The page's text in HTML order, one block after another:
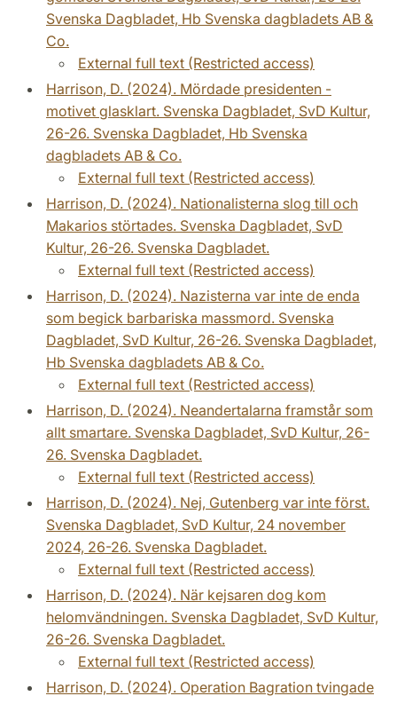
Svenska Dagbladet, Hb Svenska dagbladets AB &
Co.
External full text (Restricted access)
Harrison, D. (2024). Mördade presidenten -
motivet glasklart. Svenska Dagbladet, SvD Kultur,
26-26. Svenska Dagbladet, Hb Svenska
dagbladets AB & Co.
External full text (Restricted access)
Harrison, D. (2024). Nationalisterna slog till och
Makarios störtades. Svenska Dagbladet, SvD
Kultur, 26-26. Svenska Dagbladet.
External full text (Restricted access)
Harrison, D. (2024). Nazisterna var inte de enda
som begick barbariska massmord. Svenska
Dagbladet, SvD Kultur, 26-26. Svenska Dagbladet,
Hb Svenska dagbladets AB & Co.
External full text (Restricted access)
Harrison, D. (2024). Neandertalarna framstår som
allt smartare. Svenska Dagbladet, SvD Kultur, 26-
26. Svenska Dagbladet.
External full text (Restricted access)
Harrison, D. (2024). Nej, Gutenberg var inte först.
Svenska Dagbladet, SvD Kultur, 24 november
2024, 26-26. Svenska Dagbladet.
External full text (Restricted access)
Harrison, D. (2024). När kejsaren dog kom
helomvändningen. Svenska Dagbladet, SvD Kultur,
26-26. Svenska Dagbladet.
External full text (Restricted access)
Harrison, D. (2024). Operation Bagration tvingade